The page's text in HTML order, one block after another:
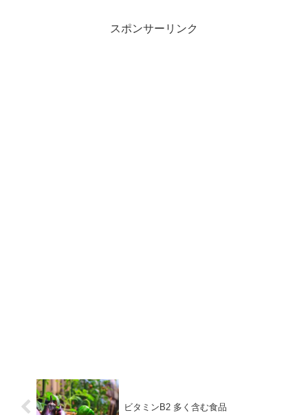
スポンサーリンク
ビタミンB2 多く含む食品